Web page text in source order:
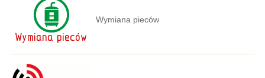
Wymiana pieców